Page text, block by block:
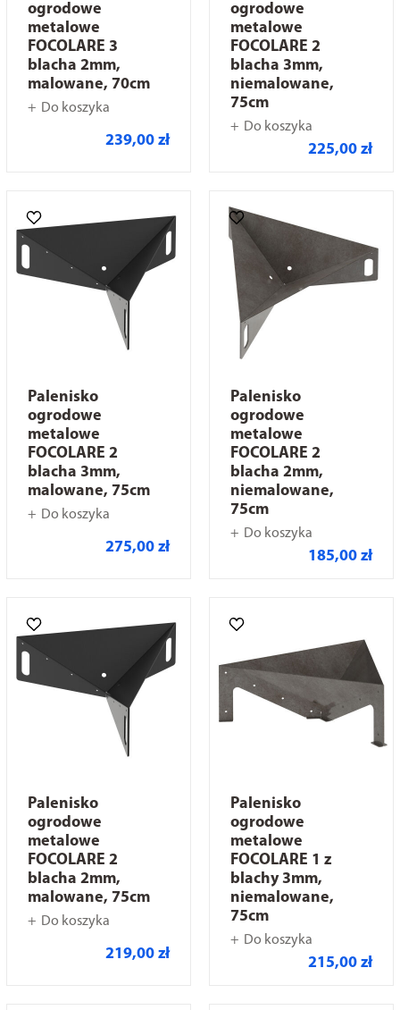
ogrodowe
metalowe
FOCOLARE 3
blacha 2mm,
malowane, 70cm
Do koszyka
239,00 zł
ogrodowe
metalowe
FOCOLARE 2
blacha 3mm,
niemalowane,
75cm
Do koszyka
225,00 zł
Palenisko
ogrodowe
metalowe
FOCOLARE 2
blacha 3mm,
malowane, 75cm
Do koszyka
275,00 zł
Palenisko
ogrodowe
metalowe
FOCOLARE 2
blacha 2mm,
niemalowane,
75cm
Do koszyka
185,00 zł
Palenisko
ogrodowe
metalowe
FOCOLARE 2
blacha 2mm,
malowane, 75cm
Do koszyka
219,00 zł
Palenisko
ogrodowe
metalowe
FOCOLARE 1 z
blachy 3mm,
niemalowane,
75cm
Do koszyka
215,00 zł